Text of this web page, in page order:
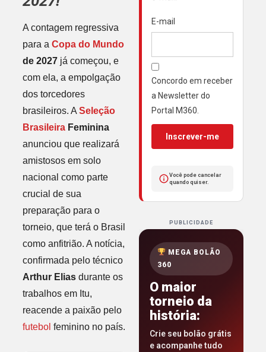
A contagem regressiva
para a Copa do Mundo
de 2027já começou, e
com ela, a empolgação
dos torcedores
brasileiros. A Seleção
BrasileiraFeminina
anunciou que realizará
amistosos em solo
nacional como parte
crucial de sua
preparação para o
torneio, que terá o Brasil
como anfitrião. A notícia,
confirmada pelo técnico
Arthur Eliasdurante os
trabalhos em Itu,
reacende a paixão pelo
futebol feminino no país.
E-mail
Concordo em receber
a Newsletter do
Portal M360.
Inscrever-me
Você pode cancelar
quando quiser.
PUBLICIDADE
MEGA BOLÃO
360
O maior
torneio da
história:
Crie seu bolão grátis
e acompanhe tudo